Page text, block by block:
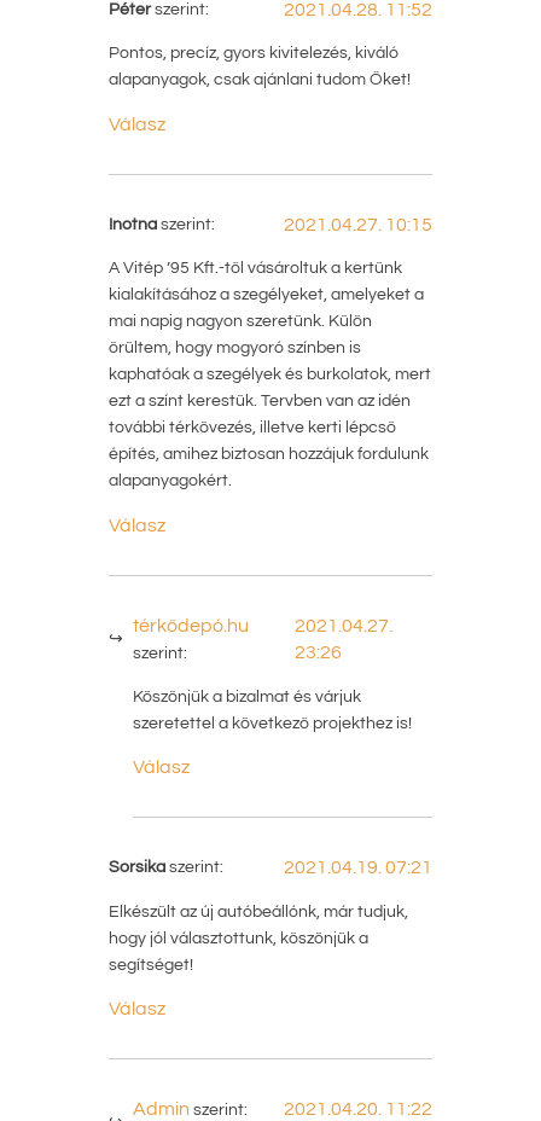
Péter szerint: 2021.04.28. 11:52
Pontos, precíz, gyors kivitelezés, kiváló
alapanyagok, csak ajánlani tudom Őket!
Válasz
Inotna szerint: 2021.04.27. 10:15
A Vitép ’95 Kft.-től vásároltuk a kertünk
kialakításához a szegélyeket, amelyeket a
mai napig nagyon szeretünk. Külön
örültem, hogy mogyoró színben is
kaphatóak a szegélyek és burkolatok, mert
ezt a színt kerestük. Tervben van az idén
további térkövezés, illetve kerti lépcső
építés, amihez biztosan hozzájuk fordulunk
alapanyagokért.
Válasz
térkődepó.hu
szerint:
2021.04.27.
23:26
Köszönjük a bizalmat és várjuk
szeretettel a következő projekthez is!
Válasz
Sorsika szerint: 2021.04.19. 07:21
Elkészült az új autóbeállónk, már tudjuk,
hogy jól választottunk, köszönjük a
segítséget!
Válasz
Admin szerint: 2021.04.20. 11:22